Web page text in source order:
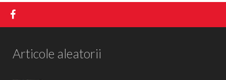
Articole aleatorii